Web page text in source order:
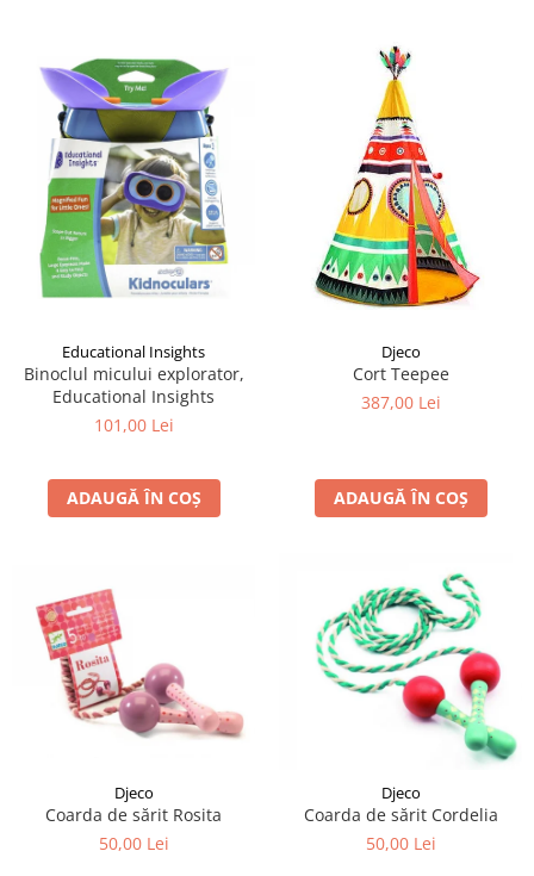
Educational Insights
Binoclul micului explorator,
Educational Insights
101,00 Lei
ADAUGĂ ÎN COȘ
Djeco
Cort Teepee
387,00 Lei
ADAUGĂ ÎN COȘ
Djeco
Coarda de sărit Rosita
50,00 Lei
Djeco
Coarda de sărit Cordelia
50,00 Lei